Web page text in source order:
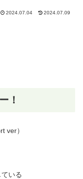
2024.07.04 2024.07.09
！
ver）
いる